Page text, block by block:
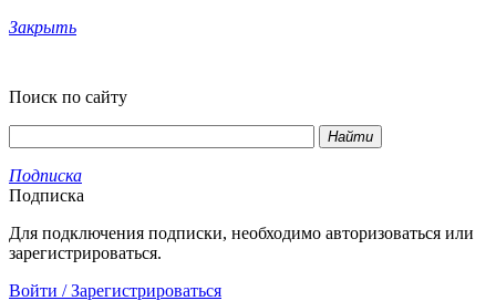
Закрыть
Поиск по сайту
Найти
Подписка
Подписка
Для подключения подписки, необходимо авторизоваться или
зарегистрироваться.
Войти / Зарегистрироваться